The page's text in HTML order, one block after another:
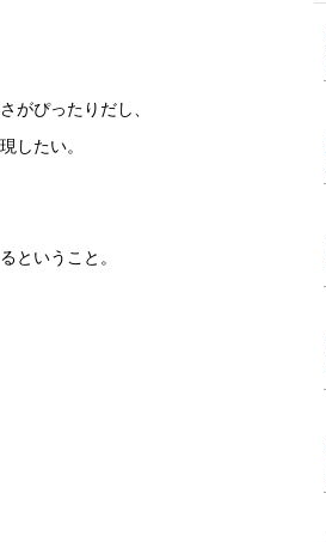
がぴったりだし、
したい。
ということ。